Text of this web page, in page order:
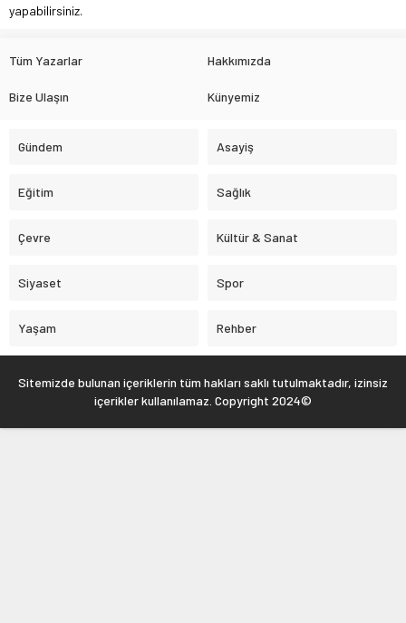
yapabilirsiniz.
Tüm Yazarlar Hakkımızda
Bize Ulaşın Künyemiz
Gündem Asayiş
Eğitim Sağlık
Çevre Kültür & Sanat
Siyaset Spor
Yaşam Rehber
Sitemizde bulunan içeriklerin tüm hakları saklı tutulmaktadır, izinsiz
içerikler kullanılamaz. Copyright 2024©